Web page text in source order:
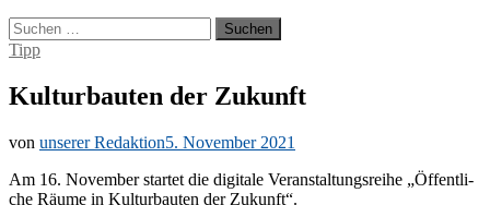
Suchen
nach:
Tipp
Kulturbauten der Zukunft
von unserer Redaktion5. November 2021
Am 16. No­vem­ber star­tet die di­gi­ta­le Ver­an­stal­tungs­rei­he „Öf­fent­li­
che Räu­me in Kul­tur­bau­ten der Zukunft“.